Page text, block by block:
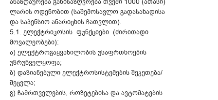
ლარის ოდენობით (საშემოსავლო გადასახადისა
და საპენსიო ანარიცხის ჩათვლით).
5.1. ელექტრიკოსის ფუნქციები (ძირითადი
მოვალეობები):
ა) ელექტროგაყვანილობის უსაფრთხოების
უზრუნველყოფა;
ბ) დაზიანებული ელექტროსისტემების შეკეთება/
შეცვლა;
გ) ჩამრთველების, როზეტებისა და ავტომატების